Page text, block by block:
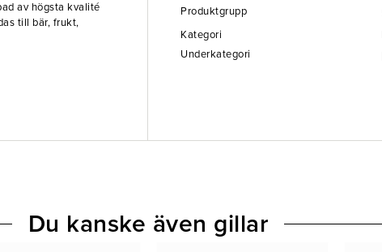
av högsta kvalité
till bär, frukt,
Produktgrupp
Kategori
Underkategori
Du kanske även gillar